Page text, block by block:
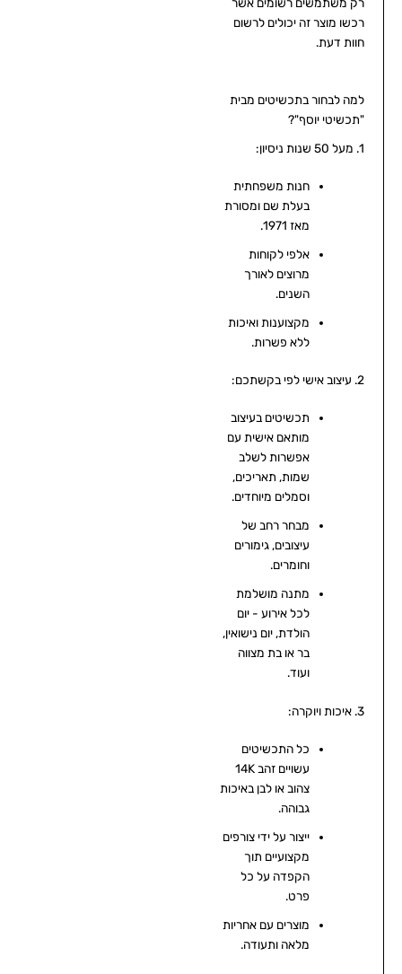
רכשו מוצר זה יכולים לרשום
חוות דעת.
למה לבחור בתכשיטים מבית
"תכשיטי יוסף"?
1. מעל 50 שנות ניסיון:
חנות משפחתית
בעלת שם ומסורת
מאז 1971.
אלפי לקוחות
מרוצים לאורך
השנים.
מקצוענות ואיכות
ללא פשרות.
2. עיצוב אישי לפי בקשתכם:
תכשיטים בעיצוב
מותאם אישית עם
אפשרות לשלב
שמות, תאריכים,
וסמלים מיוחדים.
מבחר רחב של
עיצובים, גימורים
וחומרים.
מתנה מושלמת
לכל אירוע - יום
הולדת, יום נישואין,
בר או בת מצווה
ועוד.
3. איכות ויוקרה:
כל התכשיטים
עשויים זהב 14K
צהוב או לבן באיכות
גבוהה.
ייצור על ידי צורפים
מקצועיים תוך
הקפדה על כל
פרט.
מוצרים עם אחריות
מלאה ותעודה.